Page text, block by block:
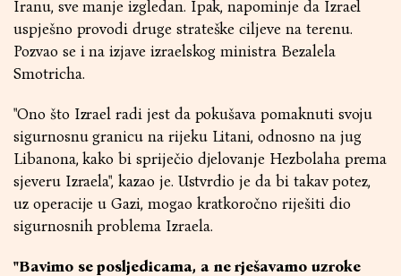
Iranu, sve manje izgledan. Ipak, napominje da Izrael
uspješno provodi druge strateške ciljeve na terenu.
Pozvao se i na izjave izraelskog ministra Bezalela
Smotricha.
"Ono što Izrael radi jest da pokušava pomaknuti svoju
sigurnosnu granicu na rijeku Litani, odnosno na jug
Libanona, kako bi spriječio djelovanje Hezbolaha prema
sjeveru Izraela", kazao je. Ustvrdio je da bi takav potez,
uz operacije u Gazi, mogao kratkoročno riješiti dio
sigurnosnih problema Izraela.
"Bavimo se posljedicama, a ne rješavamo uzroke